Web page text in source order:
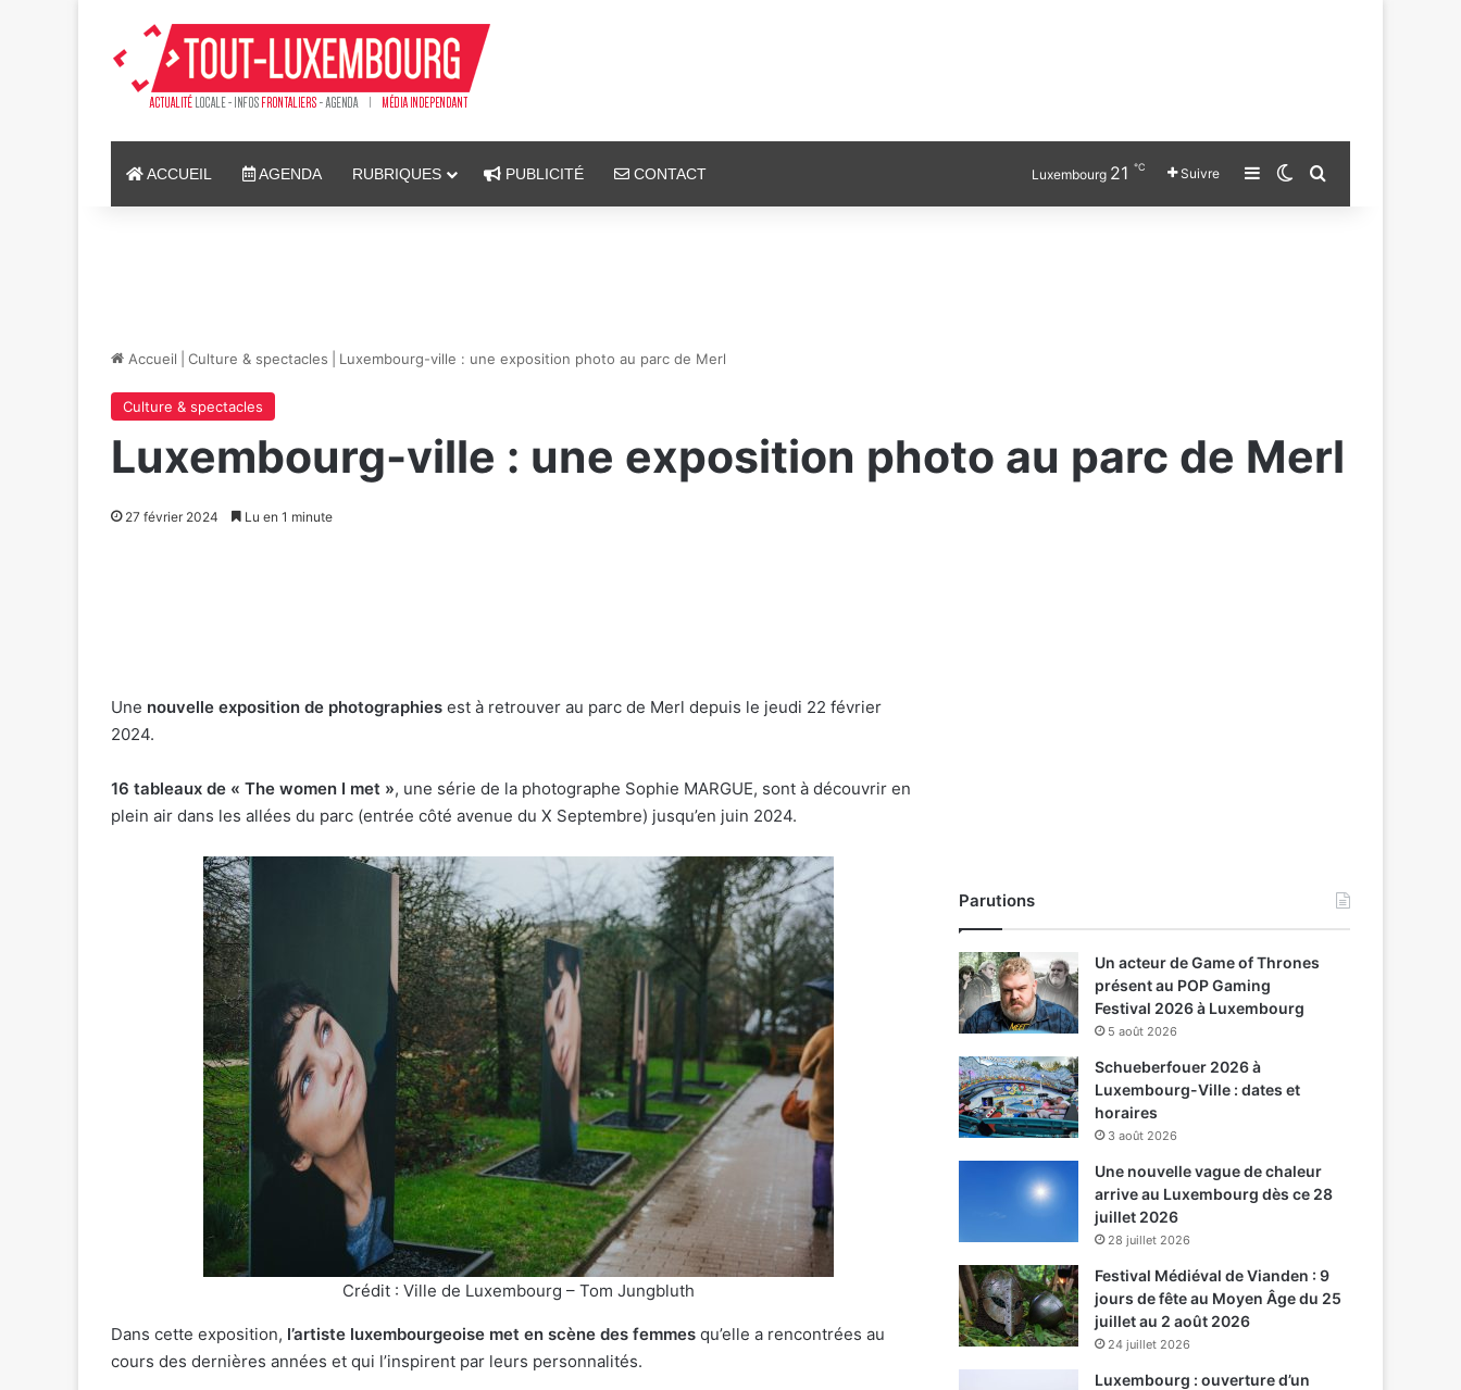
ACCUEIL AGENDA RUBRIQUES PUBLICITÉ CONTACT Luxembourg 21 ℃ Suivre Sidebar (barre latérale)
Switch skin
Chercher
Accueil Culture & spectacles Luxembourg-ville : une exposition photo au parc de Merl
Culture & spectacles
Luxembourg-ville : une exposition photo au parc de Merl
27 février 2024 Lu en 1 minute
Une nouvelle exposition de photographies est à retrouver au parc de Merl depuis le jeudi 22 février
2024.
16 tableaux de « The women I met », une série de la photographe Sophie MARGUE, sont à découvrir en
plein air dans les allées du parc (entrée côté avenue du X Septembre) jusqu’en juin 2024.
Crédit : Ville de Luxembourg – Tom Jungbluth
Dans cette exposition, l’artiste luxembourgeoise met en scène des femmes qu’elle a rencontrées au
cours des dernières années et qui l’inspirent par leurs personnalités.
Parutions
Un acteur de Game of Thrones
présent au POP Gaming
Festival 2026 à Luxembourg
5 août 2026
Schueberfouer 2026 à
Luxembourg-Ville : dates et
horaires
3 août 2026
Une nouvelle vague de chaleur
arrive au Luxembourg dès ce 28
juillet 2026
28 juillet 2026
Festival Médiéval de Vianden : 9
jours de fête au Moyen Âge du 25
juillet au 2 août 2026
24 juillet 2026
Luxembourg : ouverture d’un